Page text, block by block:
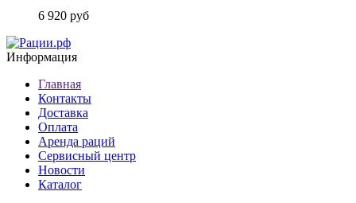
6 920 руб
Информация
Главная
Контакты
Доставка
Оплата
Аренда раций
Сервисный центр
Новости
Каталог